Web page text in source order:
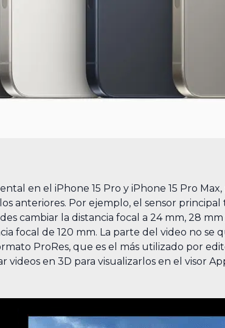
en el iPhone 15 Pro y iPhone 15 Pro
anteriores. Por ejemplo, el sensor
cambiar la distancia focal a 24 mm, 28
focal de 120 mm. La parte del video no se
ProRes, que es el más utilizado por
videos en 3D para visualizarlos en el visor